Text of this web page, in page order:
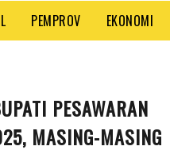
PEMPROV EKONOMI
PESAWARAN
MASING-MASING